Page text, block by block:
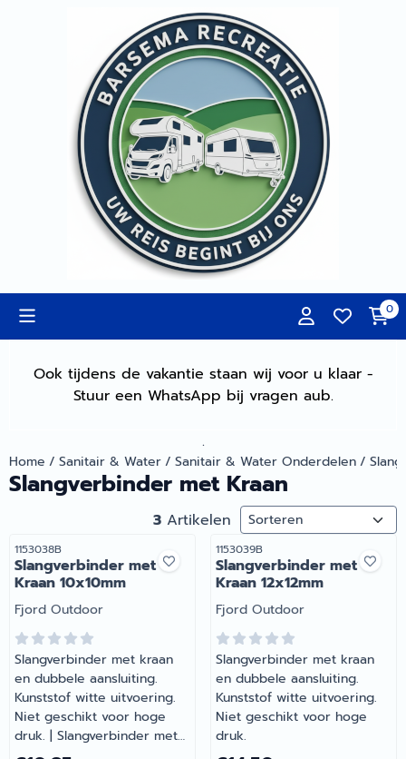
Cookievoorkeuren zijn momenteel gesloten.
0
Ook tijdens de vakantie staan wij voor u klaar -
Stuur een WhatsApp bij vragen aub.
.
Home / Sanitair & Water/ Sanitair & Water Onderdelen/
Slangverbinder met Kraan
3 Artikelen Sorteermethode
Artikelnummer
1153038B
Slangverbinder met
Kraan 10x10mm
Merk:
Fjord Outdoor
Slangverbinder met kraan
en dubbele aansluiting.
Kunststof witte uitvoering.
Niet geschikt voor hoge
druk. | Slangverbinder met
Kraan 10x10mm |
Artikelnummer
1153039B
Slangverbinder met
Kraan 12x12mm
Merk:
Fjord Outdoor
Slangverbinder met kraan
en dubbele aansluiting.
Kunststof witte uitvoering.
Niet geschikt voor hoge
druk.